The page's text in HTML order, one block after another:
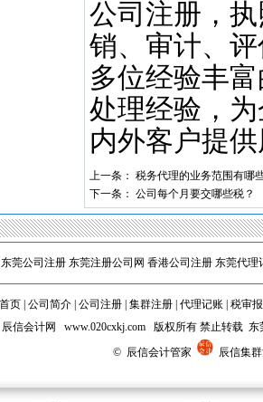
公司注册，
销、审计、
多位经验丰
处理经验，
内外客户提
上一条： 税务代理的业务范围有哪
下一条： 公司每个月要交哪些税？
东莞公司注册 东莞注册公司网 香港公司注册 东莞代理
页 公司简介 公司注册 集群注册 代理记账 税审
信会计网 www.020cxkj.com 版权所有 禁止转载
© 辰信会计管家
辰信集